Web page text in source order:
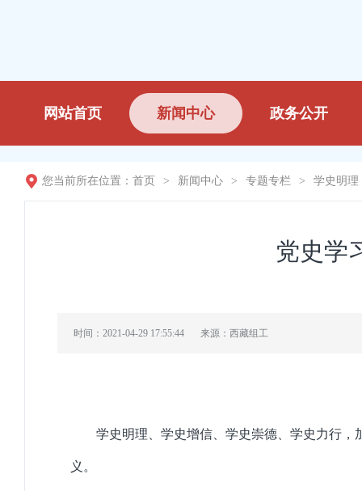
网站首页 新闻中心 政务公开
您当前所在位置： 首页 > 新闻中心 > 专题专栏 > 学史明理
党史学
时间：2021-04-29 17:55:44 来源：西藏组工
学史明理、学史增信、学史崇德、学史力行
义。